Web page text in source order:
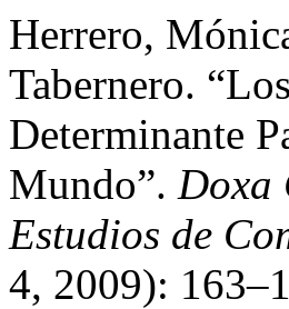
Herrero,
Tabernero.
Determinante
Mundo”. Doxa
Estudios de
4, 2009):